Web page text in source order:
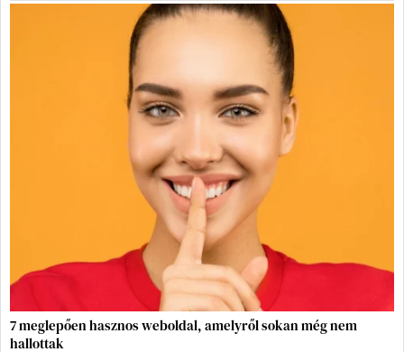
7 meglepően hasznos weboldal, amelyről sokan még nem
hallottak